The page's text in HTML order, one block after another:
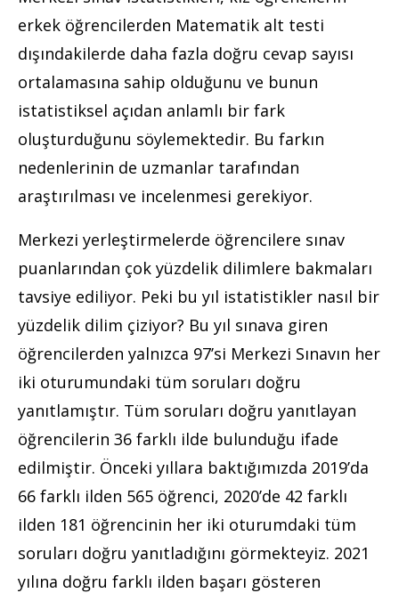
erkek öğrencilerden Matematik alt testi
dışındakilerde daha fazla doğru cevap sayısı
ortalamasına sahip olduğunu ve bunun
istatistiksel açıdan anlamlı bir fark
oluşturduğunu söylemektedir. Bu farkın
nedenlerinin de uzmanlar tarafından
araştırılması ve incelenmesi gerekiyor.
Merkezi yerleştirmelerde öğrencilere sınav
puanlarından çok yüzdelik dilimlere bakmaları
tavsiye ediliyor. Peki bu yıl istatistikler nasıl bir
yüzdelik dilim çiziyor? Bu yıl sınava giren
öğrencilerden yalnızca 97’si Merkezi Sınavın her
iki oturumundaki tüm soruları doğru
yanıtlamıştır. Tüm soruları doğru yanıtlayan
öğrencilerin 36 farklı ilde bulunduğu ifade
edilmiştir. Önceki yıllara baktığımızda 2019’da
66 farklı ilden 565 öğrenci, 2020’de 42 farklı
ilden 181 öğrencinin her iki oturumdaki tüm
soruları doğru yanıtladığını görmekteyiz. 2021
yılına doğru farklı ilden başarı gösteren